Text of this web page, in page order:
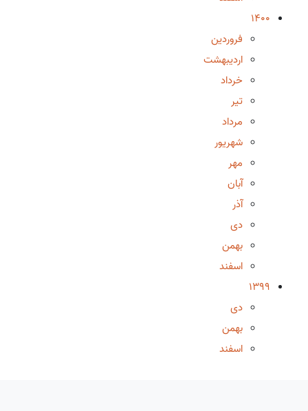
1400
فروردین
اردیبهشت
خرداد
تیر
مرداد
شهریور
مهر
آبان
آذر
دی
بهمن
اسفند
1399
دی
بهمن
اسفند